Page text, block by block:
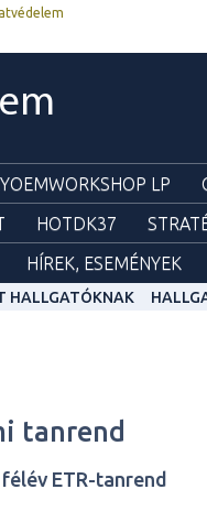
LP
HOTDK37
HÍREK, ESEMÉNYEK
HALLGATÓKNAK
tanrend
ETR-tanrend